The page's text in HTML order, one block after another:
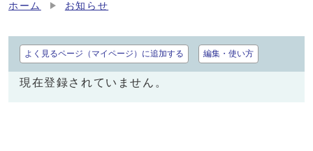
ホーム お知らせ
よく見るページ（マイページ）に追加する 編集・使い方
現在登録されていません。